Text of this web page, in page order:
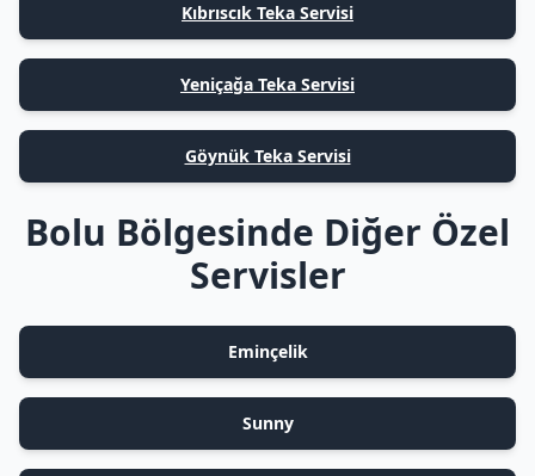
Kıbrıscık Teka Servisi
Yeniçağa Teka Servisi
Göynük Teka Servisi
Bolu Bölgesinde Diğer Özel
Servisler
Eminçelik
Sunny